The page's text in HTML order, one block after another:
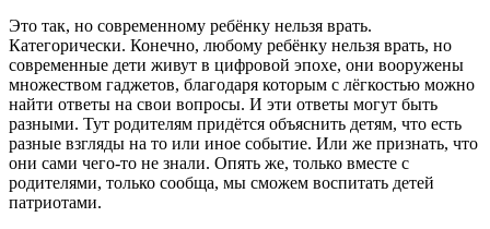
Это так, но современному ребёнку нельзя врать.
Категорически. Конечно, любому ребёнку нельзя врать, но
современные дети живут в цифровой эпохе, они вооружены
множеством гаджетов, благодаря которым с лёгкостью можно
найти ответы на свои вопросы. И эти ответы могут быть
разными. Тут родителям придётся объяснить детям, что есть
разные взгляды на то или иное событие. Или же признать, что
они сами чего-то не знали. Опять же, только вместе с
родителями, только сообща, мы сможем воспитать детей
патриотами.